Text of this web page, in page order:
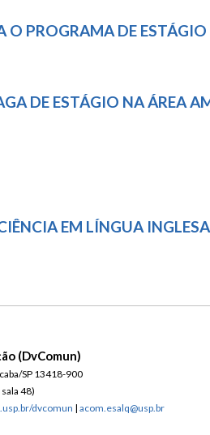
O PROGRAMA DE
DE ESTÁGIO NA ÁREA
EM LÍNGUA
(DvComun)
SP 13418-900
48)
dvcomun | acom.esalq@usp.br